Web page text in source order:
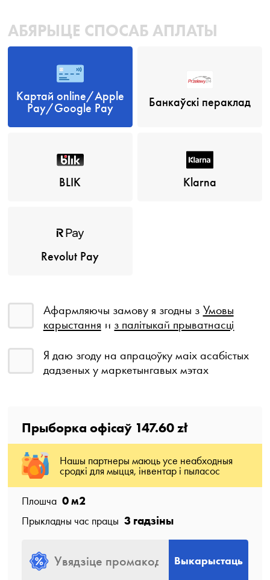
АБЯРЫЦЕ СПОСАБ АПЛАТЫ
Картай online/Apple
Pay/Google Pay
Банкаўскі пераклад
BLIK Klarna
Revolut Pay
Афармляючы замову я згодны з Умовы
карыстання и з палітыкай прыватнасці
Я даю згоду на апрацоўку маіх асабістых
дадзеных у маркетынгавых мэтах
Прыборка офісаў 147.60 zł
Нашы партнеры маюць усе неабходныя
сродкі для мыцця, інвентар і пыласос
Плошча 0м2
Прыкладны час працы 3 гадзіны
Выкарыстаць